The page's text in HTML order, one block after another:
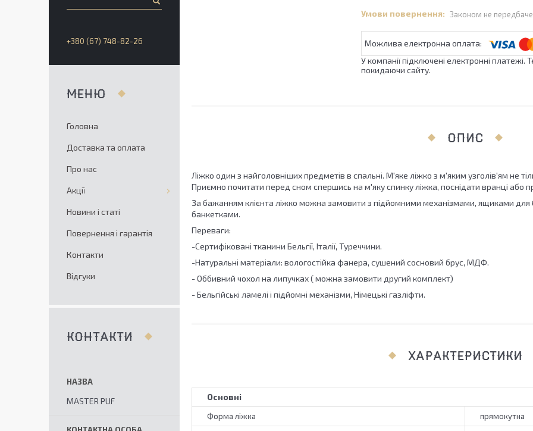
Законом не
У компанії підключені електронні
покидаючи сайту.
ОПИС
Ліжко один з найголовніших предметів в спальні. М'яке ліжко з м'яким узголів'ям не
Приємно почитати перед сном спершись на м'яку спинку ліжка, поснідати вранці або
За бажанням клієнта ліжко можна замовити з підйомними механізмами, ящиками для
банкетками.
Переваги:
-Сертифіковані тканини Бельгії, Італії, Туреччини.
-Натуральні матеріали: вологостійка фанера, сушений сосновий брус, МДФ.
- Оббивний чохол на липучках ( можна замовити другий комплект)
- Бельгійські ламелі і підйомні механізми, Німецькі газліфти.
ХАРАКТЕРИСТИКИ
Основні
Форма ліжка прямокутна
+380 (67) 748-82-26
Головна
Доставка та оплата
Про нас
Акції
Новини і статі
Повернення і гарантія
Контакти
Відгуки
КОНТАКТИ
MASTER PUF